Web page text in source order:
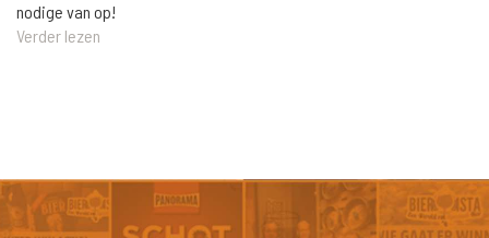
nodige van op!
Verder lezen